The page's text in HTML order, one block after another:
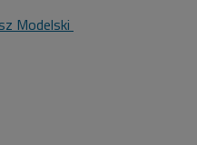
Modelski